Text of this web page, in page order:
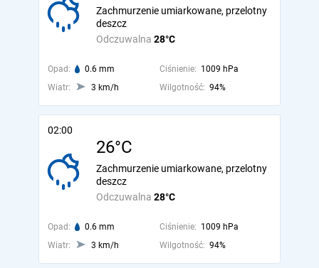
Odczuwalna 28°C
Zachmurzenie umiarkowane, przelotny
deszcz
Opad: 0.6 mm Ciśnienie: 1009 hPa
Wiatr:
3 km/h Wilgotność: 94%
02:00
26°C
Odczuwalna 28°C
Zachmurzenie umiarkowane, przelotny
deszcz
Opad: 0.6 mm Ciśnienie: 1009 hPa
Wiatr:
3 km/h Wilgotność: 94%